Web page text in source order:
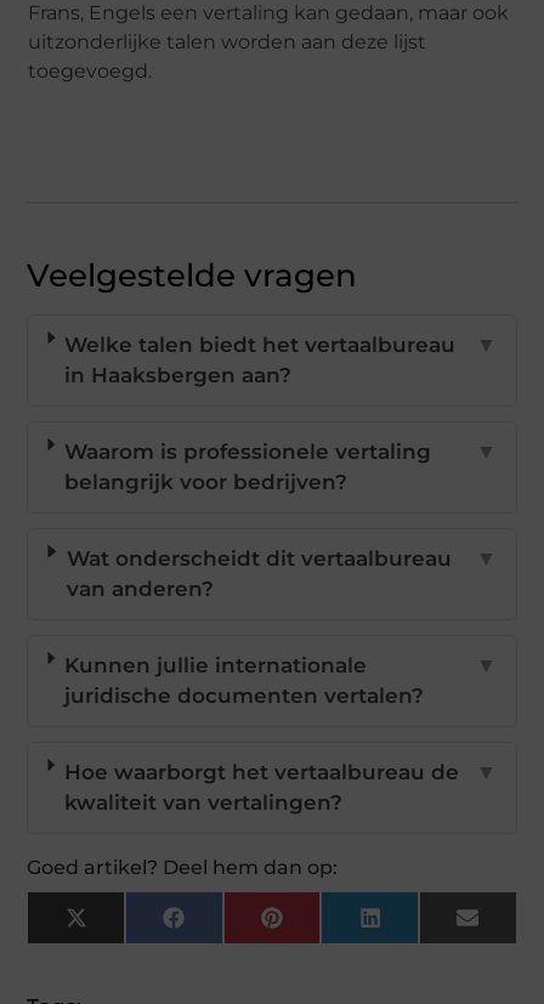
Frans, Engels een vertaling kan gedaan, maar ook
uitzonderlijke talen worden aan deze lijst
toegevoegd.
Veelgestelde vragen
Welke talen biedt het vertaalbureau
in Haaksbergen aan?
▼
Waarom is professionele vertaling
belangrijk voor bedrijven?
▼
Wat onderscheidt dit vertaalbureau
van anderen?
▼
Kunnen jullie internationale
juridische documenten vertalen?
▼
Hoe waarborgt het vertaalbureau de
kwaliteit van vertalingen?
▼
Goed artikel? Deel hem dan op:
X
(Twitter)
FacebookPinterestLinkedInEmail